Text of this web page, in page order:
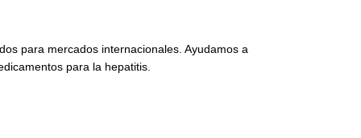
para mercados internacionales. Ayudamos a
para la hepatitis.